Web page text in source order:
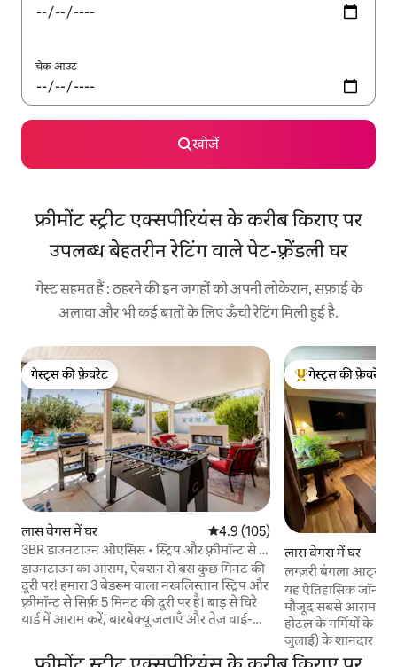
चेक आउट
खोजें
फ्रीमोंट स्ट्रीट एक्सपीरियंस के करीब किराए पर
उपलब्ध बेहतरीन रेटिंग वाले पेट-फ़्रेंडली घर
गेस्ट सहमत हैं : ठहरने की इन जगहों को अपनी लोकेशन, सफ़ाई के
अलावा और भी कई बातों के लिए ऊँची रेटिंग मिली हुई है.
गेस्ट्स की फ़ेवरेट
गेस्ट्स की फ़ेवरेट
लास वेगस में घर औसत रेटिंग 5 में से 4.9, 105 समीक्षाएँ
4.9 (105)
3BR डाउनटाउन ओएसिस • स्ट्रिप और फ़्रीमॉन्ट से 5
मिनट की दूरी पर
डाउनटाउन का आराम, ऐक्शन से बस कुछ मिनट की
दूरी पर! हमारा 3 बेडरूम वाला नखलिस्तान स्ट्रिप और
फ़्रीमॉन्ट से सिर्फ़ 5 मिनट की दूरी पर है। बाड़ से घिरे
यार्ड में आराम करें, बारबेक्यू जलाएँ और तेज़ वाई-
✔️पूरा किचन और वॉशर-ड्रायर ✔️काम करने की
गेस्ट्स का टॉप फ़ेवरेट
गेस्ट्स की फ़ेवरेट
लास वेगस में घर
लग्ज़री बंगला आर्ट्स
यह ऐतिहासिक जॉन
मौजूद सबसे आरामदायक बंगला
होटल के गर्मियों के
जुलाई) के शानदार नज़ारे दिखते
लिए बहुत अनुकूल! -